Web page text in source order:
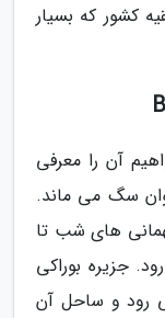
کشور که بسیار
آن را معرفی
سگ می ماند.
های شب تا
جزیره بوراکی
رود و ساحل آن